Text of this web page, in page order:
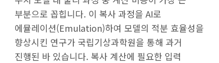
부분으로 꼽힙니다. 이 복사 과정을 AI로
에뮬레이션(Emulation)하여 모델의 적분 효율성을
향상시킨 연구가 국립기상과학원을 통해 과거
진행된 바 있습니다. 복사 계산에 필요한 입력